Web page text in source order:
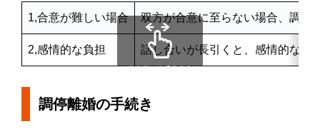
1,合意が難しい場合 双方が合意に至らない場合、調停
2,感情的な負担 話し合いが長引くと、感情的な負
スクロールできます
調停離婚の手続き